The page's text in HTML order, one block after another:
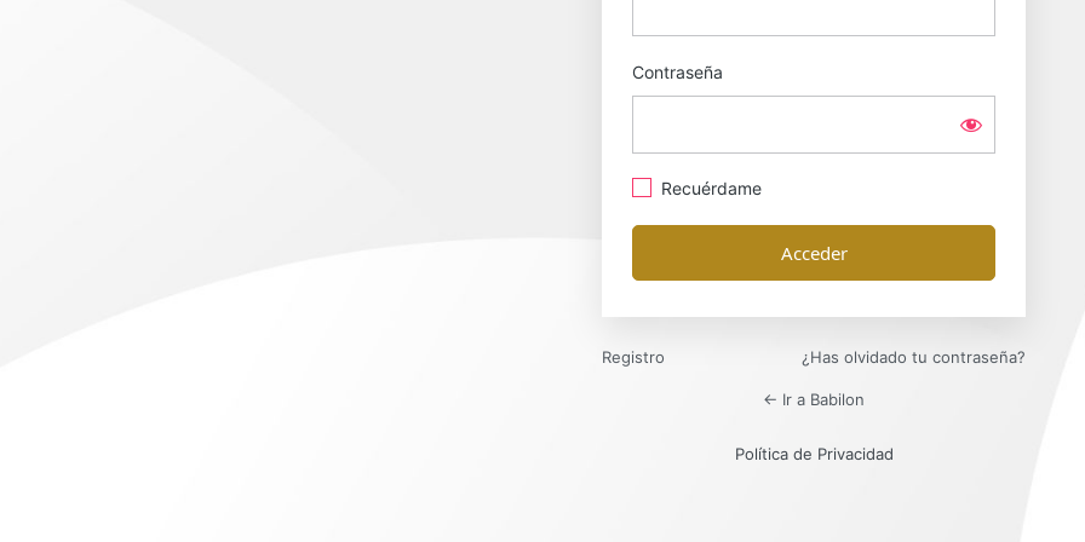
Contraseña
Recuérdame
Registro ¿Has olvidado tu contraseña?
← Ir a Babilon
Política de Privacidad